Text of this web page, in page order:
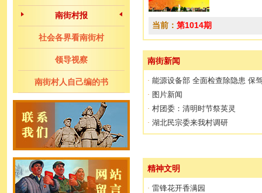
南街村报
社会各界看南街村
领导视察
南街村人自己编的书
当前： 第1014期
南街新闻
· 能源设备部 全面检查除隐患 保
· 图片新闻
· 村团委：清明时节祭英灵
· 湖北民宗委来我村调研
精神文明
· 雷锋花开香满园